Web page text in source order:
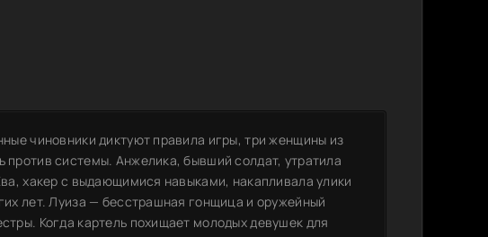
чиновники диктуют правила игры, три женщины из
против системы. Анжелика, бывший солдат, утратила
хакер с выдающимися навыками, накапливала улики
лет. Луиза — бесстрашная гонщица и оружейный
Когда картель похищает молодых девушек для